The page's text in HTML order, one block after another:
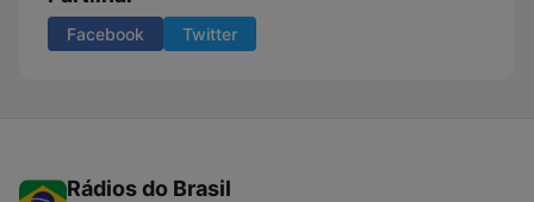
Facebook Twitter
Rádios do Brasil